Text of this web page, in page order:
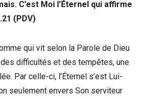
C’est Moi l’Éternel qui affirme
(PDV)
qui vit selon la Parole de Dieu
difficultés et des tempêtes, une
Par celle-ci, l’Éternel s’est Lui-
seulement envers Son serviteur